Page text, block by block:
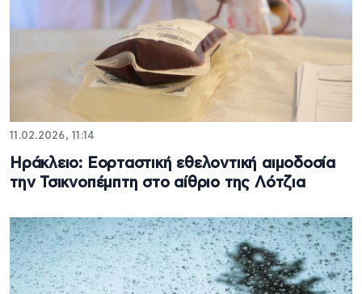
11.02.2026, 11:14
Ηράκλειο: Εορταστική εθελοντική αιμοδοσία
την Τσικνοπέμπτη στο αίθριο της Λότζια